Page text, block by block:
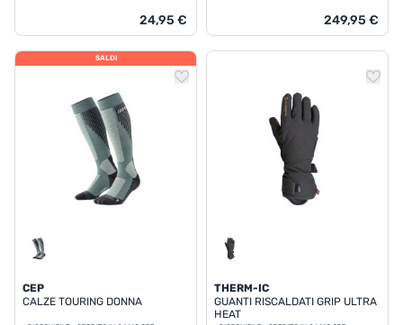
24,95 € 249,95 €
SALDI
CEP
CALZE TOURING DONNA
THERM-IC
GUANTI RISCALDATI GRIP ULTRA
HEAT